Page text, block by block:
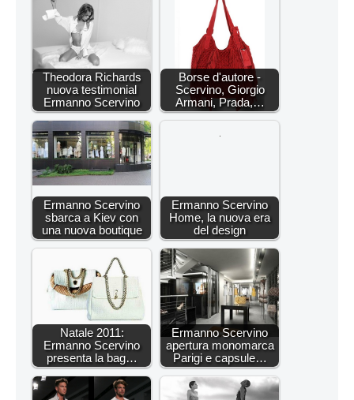
Theodora Richards
nuova testimonial
Ermanno Scervino
Borse d'autore -
Scervino, Giorgio
Armani, Prada,…
Ermanno Scervino
sbarca a Kiev con
una nuova boutique
Ermanno Scervino
Home, la nuova era
del design
Natale 2011:
Ermanno Scervino
presenta la bag…
Ermanno Scervino
apertura monomarca
Parigi e capsule…